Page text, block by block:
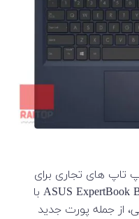
تاپ های تجاری برای
رسیدگی به تمام کارها مهم است. ASUS ExpertBook B1 با
از جمله پورت جدید